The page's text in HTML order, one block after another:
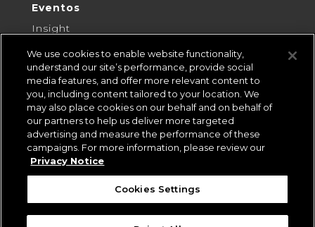
Eventos
Insight
Perspectiva Digital
Contacto
Trabajar aquí
Suscríbete
Política de Privacidad
Cookies Settings
We use cookies to enable website functionality,
understand our site’s performance, provide social
media features, and offer more relevant content to
you, including content tailored to your location. We
may also place cookies on our behalf and on behalf of
our partners to help us deliver more targeted
advertising and measure the performance of these
campaigns. For more information, please review our
Privacy Notice
Cookies Settings